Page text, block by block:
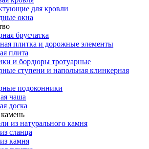
для кровли
окна
брусчатка
плитка и дорожные элементы
плита
и бордюры тротуарные
ступени и напольная клинкерная
подоконники
чаша
доска
из натурального камня
сланца
камня